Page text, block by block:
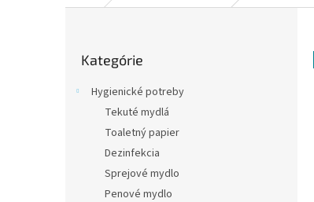
kategórie
Kategórie
Hygienické potreby
Tekuté mydlá
Toaletný papier
Dezinfekcia
Sprejové mydlo
Penové mydlo